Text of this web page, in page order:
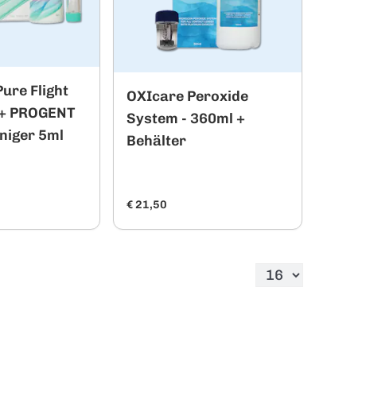
Flight
PROGENT
5ml
OXIcare Peroxide
System - 360ml +
Behälter
€ 21,50